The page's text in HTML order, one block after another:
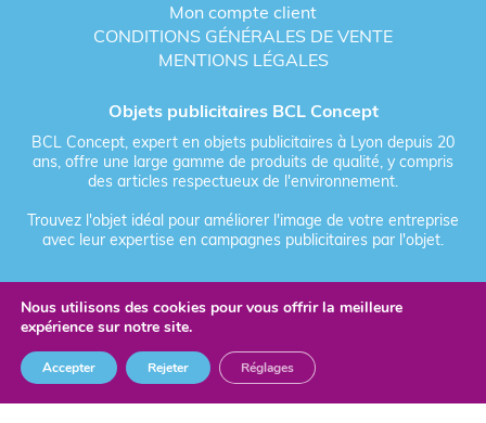
Mon compte client
CONDITIONS GÉNÉRALES DE VENTE
MENTIONS LÉGALES
Objets publicitaires BCL Concept
BCL Concept, expert en objets publicitaires à Lyon depuis 20
ans, offre une large gamme de produits de qualité, y compris
des articles respectueux de l'environnement.
Trouvez l'objet idéal pour améliorer l'image de votre entreprise
avec leur expertise en campagnes publicitaires par l'objet.
© 2026 BCL Concept - Tous droits réservés - Objet Publicitaire
Fièrement forgé par Les Vikings
Nous utilisons des cookies pour vous offrir la meilleure
expérience sur notre site.
Accepter Rejeter Réglages